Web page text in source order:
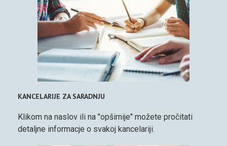
KANCELARIJE ZA SARADNJU
Klikom na naslov ili na "opširnije" možete pročitati
detaljne informacje o svakoj kancelariji.